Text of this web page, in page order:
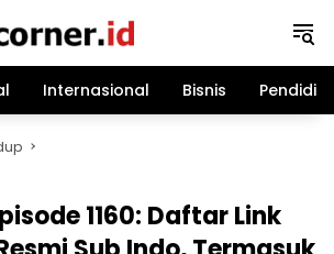
Internasional Bisnis
1160: Daftar Link